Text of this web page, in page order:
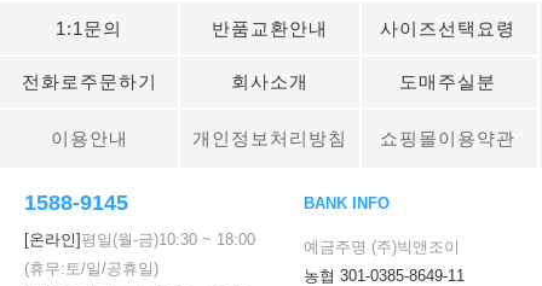
1:1문의 반품교환안내 사이즈선택요령
전화로주문하기 회사소개 도매주실분
이용안내 개인정보처리방침 쇼핑몰이용약관
1588-9145
[온라인]평일(월-금)10:30 ~ 18:00
(휴무:토/일/공휴일)
BANK INFO
예금주명 (주)빅앤조이
농협 301-0385-8649-11